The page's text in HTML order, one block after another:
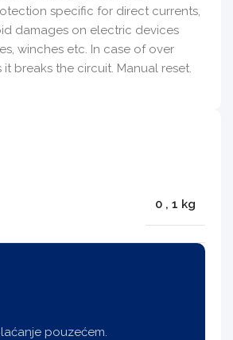
specific for direct currents,
damages on electric devices
winches etc. In case of over
breaks the circuit. Manual reset.
0 , 1 kg
pouzećem.